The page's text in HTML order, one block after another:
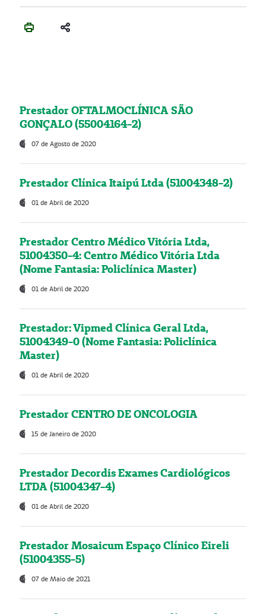
Prestador OFTALMOCLÍNICA SÃO
GONÇALO (55004164-2)
07 de Agosto de 2020
Prestador Clínica Itaipú Ltda (51004348-2)
01 de Abril de 2020
Prestador Centro Médico Vitória Ltda,
51004350-4: Centro Médico Vitória Ltda
(Nome Fantasia: Policlínica Master)
01 de Abril de 2020
Prestador: Vipmed Clínica Geral Ltda,
51004349-0 (Nome Fantasia: Policlínica
Master)
01 de Abril de 2020
Prestador CENTRO DE ONCOLOGIA
15 de Janeiro de 2020
Prestador Decordis Exames Cardiológicos
LTDA (51004347-4)
01 de Abril de 2020
Prestador Mosaicum Espaço Clínico Eireli
(51004355-5)
07 de Maio de 2021